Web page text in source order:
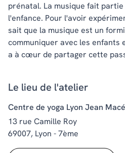
prénatal. La musique fait partie
l'enfance. Pour l'avoir
sait que la musique est un
communiquer avec les enfants
a à cœur de partager cette
Le lieu de l'atelier
Centre de yoga Lyon Jean Macé
13 rue Camille Roy
69007, Lyon - 7ème